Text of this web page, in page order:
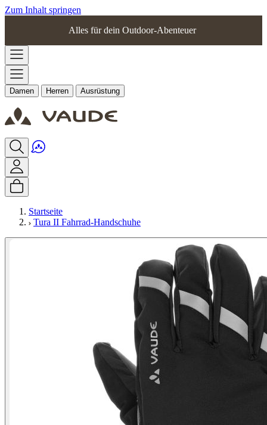
Zum Inhalt springen
Alles für dein Outdoor-Abenteuer
Damen Herren Ausrüstung
Startseite
Tura II Fahrrad-Handschuhe